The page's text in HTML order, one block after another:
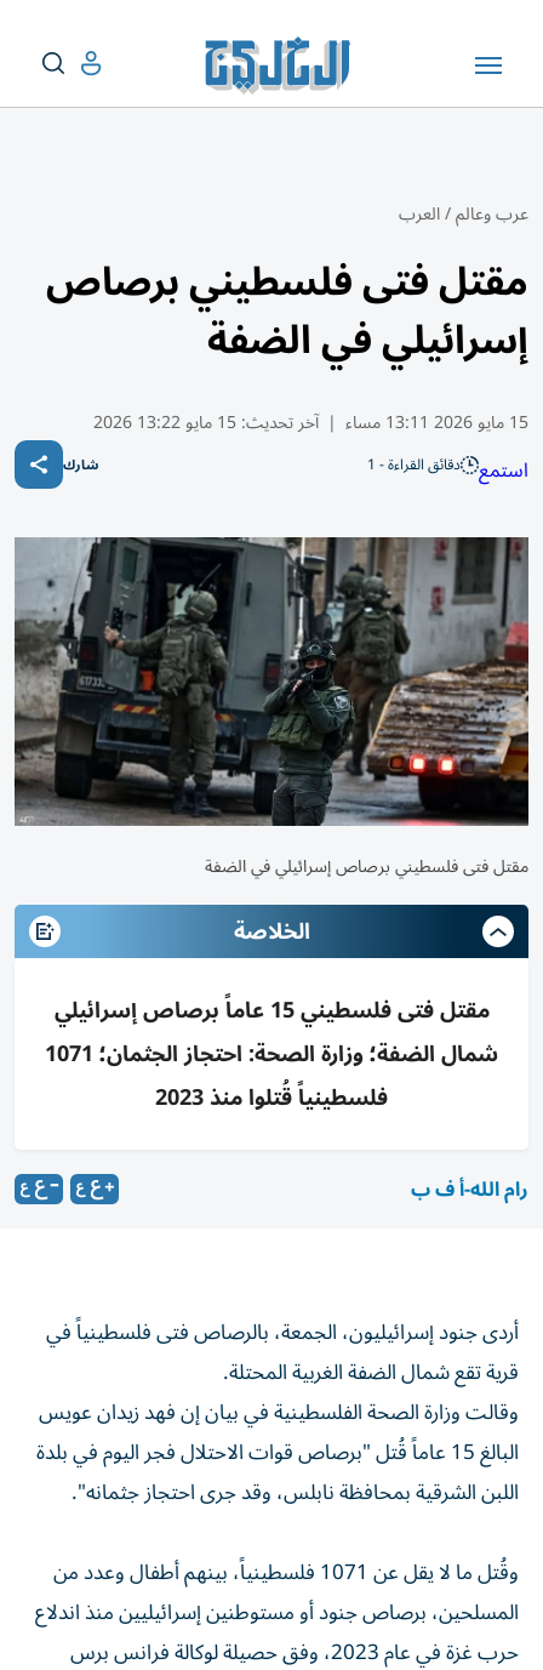
عرب وعالم/العرب
مقتل فتى فلسطيني برصاص
إسرائيلي في الضفة
15 مايو 2026 13:11 مساء | آخر تحديث:15 مايو 13:22 2026
استمع دقائق القراءة - 1 شارك
مقتل فتى فلسطيني برصاص إسرائيلي في الضفة
الخلاصة
مقتل فتى فلسطيني 15 عاماً برصاص إسرائيلي
شمال الضفة؛ وزارة الصحة: احتجاز الجثمان؛ 1071
فلسطينياً قُتلوا منذ 2023
رام الله-أ ف ب
أردى جنود إسرائيليون، الجمعة، بالرصاص فتى فلسطينياً في
قرية تقع شمال الضفة الغربية المحتلة.
وقالت وزارة الصحة الفلسطينية في بيان إن فهد زيدان عويس
البالغ 15 عاماً قُتل "برصاص قوات الاحتلال فجر اليوم في بلدة
اللبن الشرقية بمحافظة نابلس، وقد جرى احتجاز جثمانه".
وقُتل ما لا يقل عن 1071 فلسطينياً، بينهم أطفال وعدد من
المسلحين، برصاص جنود أو مستوطنين إسرائيليين منذ اندلاع
حرب غزة في عام 2023، وفق حصيلة لوكالة فرانس برس